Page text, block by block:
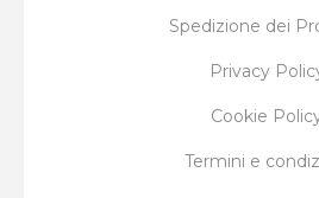
Spedizione dei
Privacy
Cookie
Termini e